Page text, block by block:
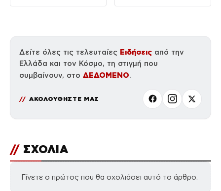
Δείτε όλες τις τελευταίες Ειδήσεις από την
Ελλάδα και τον Κόσμο, τη στιγμή που
συμβαίνουν, στο ΔΕΔΟΜΕΝΟ.
ΑΚΟΛΟΥΘΗΣΤΕ ΜΑΣ
// ΣΧΟΛΙΑ
Γίνετε ο πρώτος που θα σχολιάσει αυτό το άρθρο.